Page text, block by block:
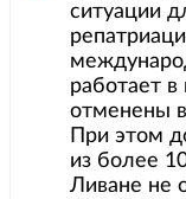
ситуации
работает
отменены
При этом
из более
Ливане не